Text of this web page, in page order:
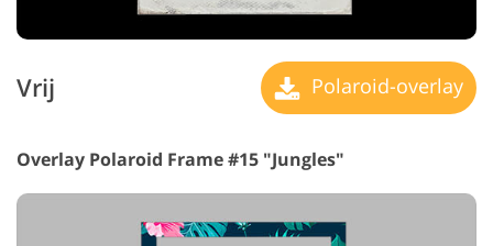
Vrij Polaroid-overlay
Overlay Polaroid Frame #15 "Jungles"